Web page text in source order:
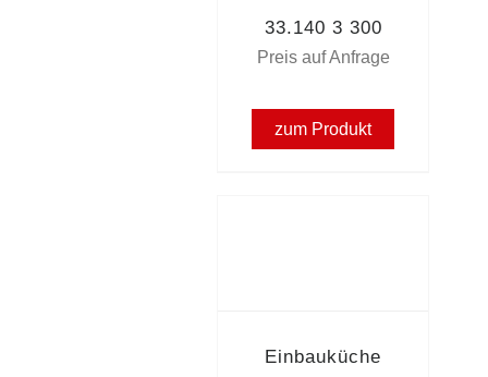
33.140 3 300
Preis auf Anfrage
zum Produkt
Einbauküche